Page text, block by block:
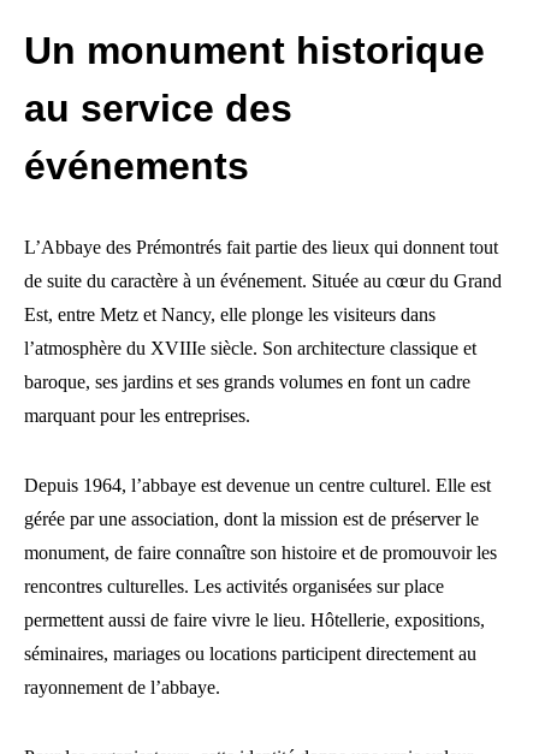
Un monument historique
au service des
événements
L’Abbaye des Prémontrés fait partie des lieux qui donnent tout
de suite du caractère à un événement. Située au cœur du Grand
Est, entre Metz et Nancy, elle plonge les visiteurs dans
l’atmosphère du XVIIIe siècle. Son architecture classique et
baroque, ses jardins et ses grands volumes en font un cadre
marquant pour les entreprises.
Depuis 1964, l’abbaye est devenue un centre culturel. Elle est
gérée par une association, dont la mission est de préserver le
monument, de faire connaître son histoire et de promouvoir les
rencontres culturelles. Les activités organisées sur place
permettent aussi de faire vivre le lieu. Hôtellerie, expositions,
séminaires, mariages ou locations participent directement au
rayonnement de l’abbaye.